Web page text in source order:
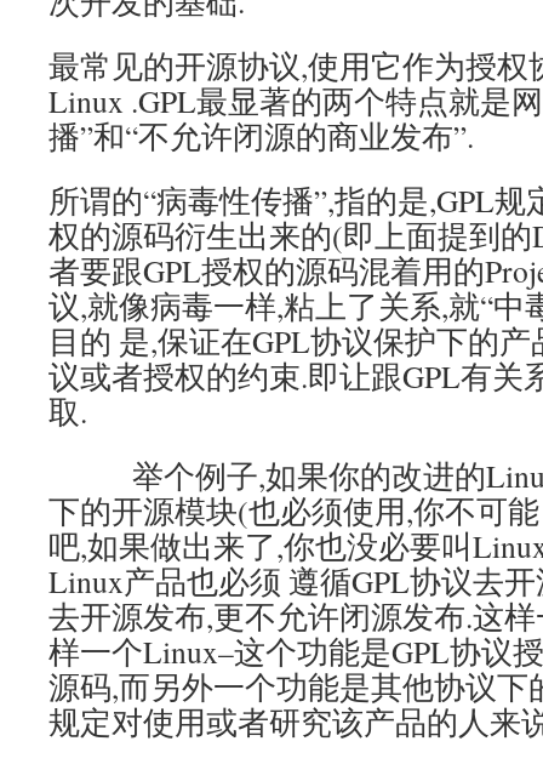
最常见的开源协议,使用它作为授
Linux .GPL最显著的两个特点就是
播”和“不允许闭源的商业发布”.
所谓的“病毒性传播”,指的是,GPL
权的源码衍生出来的(即上面提到的
者要跟GPL授权的源码混着用的
议,就像病毒一样,粘上了关系,就“中
目的 是,保证在GPL协议保护下的
议或者授权的约束.即让跟GPL有关
取.
举个例子,如果你的改进的
下的开源模块(也必须使用,你不可
吧,如果做出来了,你也没必要叫
Linux产品也必须 遵循GPL协议去
去开源发布,更不允许闭源发布.这
样一个Linux–这个功能是GPL协议
源码,而另外一个功能是其他协议下
规定对使用或者研究该产品的人来